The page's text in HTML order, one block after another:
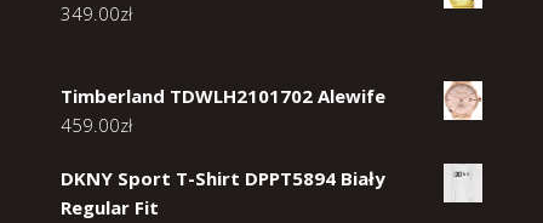
349.00zł
Timberland TDWLH2101702 Alewife
459.00zł
DKNY Sport T-Shirt DPPT5894 Biały
Regular Fit